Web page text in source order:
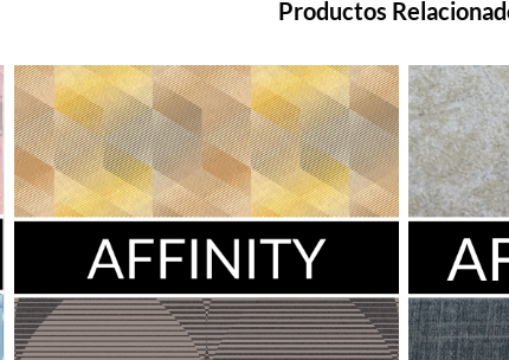
Productos